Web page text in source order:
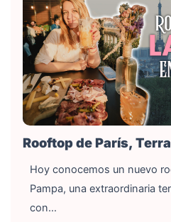
Rooftop de París,
Hoy conocemos un nuevo
Pampa, una extraordinaria
con…